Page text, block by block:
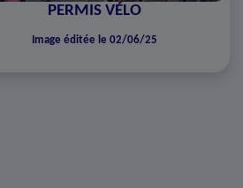
PERMIS VÉLO
Image éditée le 02/06/25